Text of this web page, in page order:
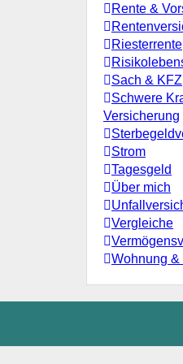
Rente &
Riesterrente
Sach & KFZ
Schwere
Versicherung
Strom
Tagesgeld
Über mich
Vergleiche
Wohnung &